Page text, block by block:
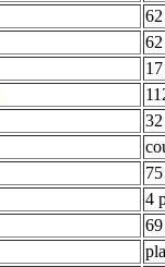
4